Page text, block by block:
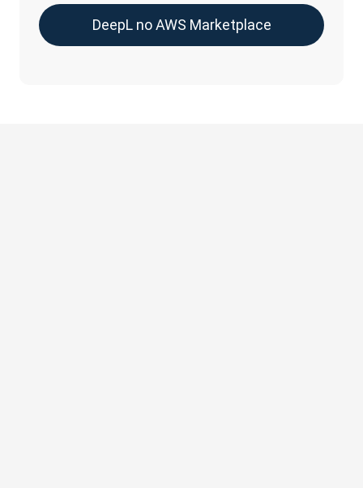
DeepL no AWS Marketplace